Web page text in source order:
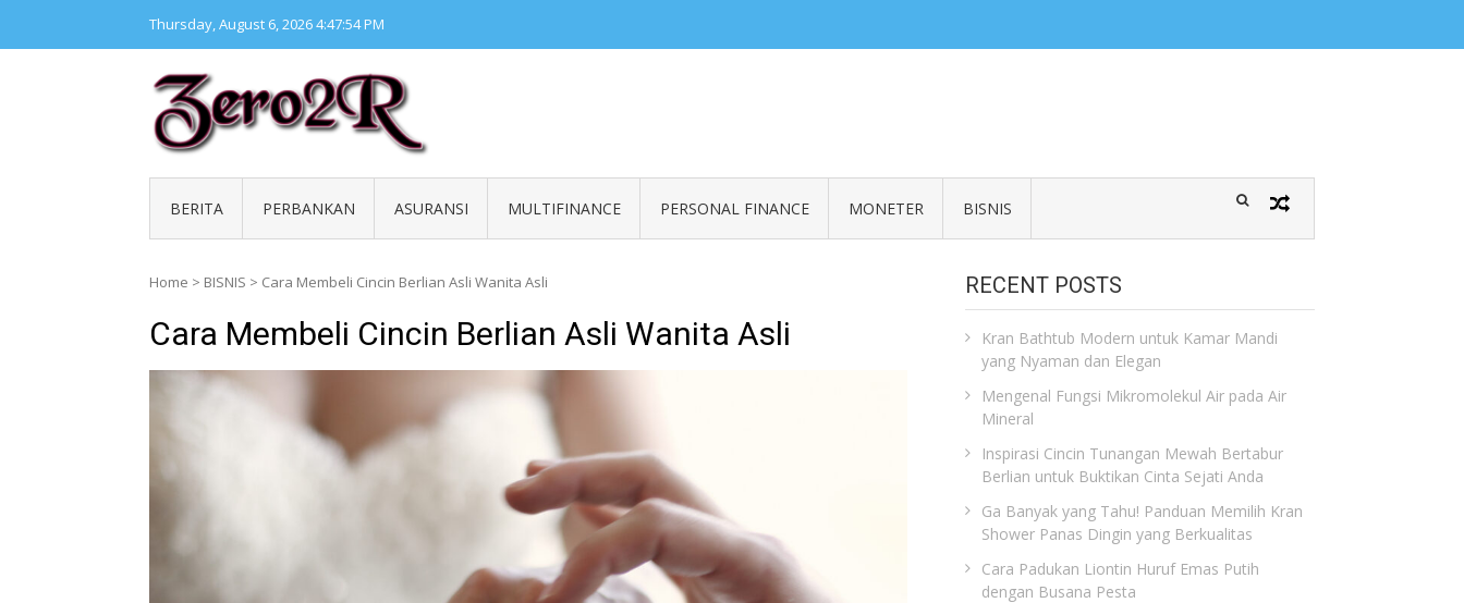
content
Thursday, August 6, 20264:47:55 PM
BERITA PERBANKAN ASURANSI MULTIFINANCE PERSONAL FINANCE MONETER BISNIS
Home > BISNIS > Cara Membeli Cincin Berlian Asli Wanita Asli
Cara Membeli Cincin Berlian Asli Wanita Asli
RECENT POSTS
Kran Bathtub Modern untuk Kamar Mandi
yang Nyaman dan Elegan
Mengenal Fungsi Mikromolekul Air pada Air
Mineral
Inspirasi Cincin Tunangan Mewah Bertabur
Berlian untuk Buktikan Cinta Sejati Anda
Ga Banyak yang Tahu! Panduan Memilih Kran
Shower Panas Dingin yang Berkualitas
Cara Padukan Liontin Huruf Emas Putih
dengan Busana Pesta